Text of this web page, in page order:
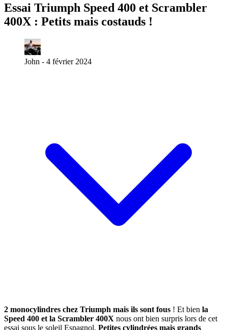
Essai Triumph Speed 400 et Scrambler
400X : Petits mais costauds !
John - 4 février 2024
2 monocylindres chez Triumph mais ils sont fous ! Et bien la
Speed 400 et la Scrambler 400X nous ont bien surpris lors de cet
essai sous le soleil Espagnol. Petites cylindrées mais grands